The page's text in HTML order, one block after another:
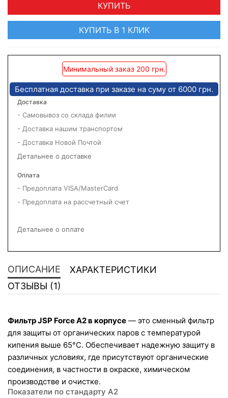
КУПИТЬ
КУПИТЬ В 1 КЛИК
Минимальный заказ 200 грн.
Бесплатная доставка при заказе на суму от 6000 грн.
Доставка
- Самовывоз со склада филии
- Доставка нашим транспортом
- Доставка Новой Почтой
Детальнее о доставке
Оплата
- Предоплата VISA/MasterCard
- Предоплата на рассчетный счет
Детальнее о оплате
ОПИСАНИЕ
ХАРАКТЕРИСТИКИ
ОТЗЫВЫ (1)
Фильтр JSP Force A2 в корпусе — это сменный фильтр
для защиты от органических паров с температурой
кипения выше 65°C. Обеспечивает надежную защиту в
различных условиях, где присутствуют органические
соединения, в частности в окраске, химическом
производстве и очистке.
Показатели по стандарту A2